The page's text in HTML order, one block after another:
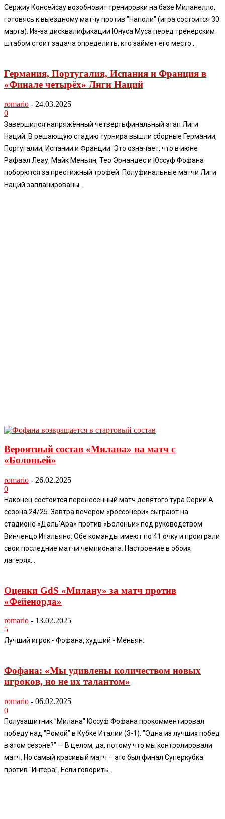
Сержиу Консейсау возобновит тренировки на базе Миланелло,
готовясь к выездному матчу против "Наполи" (игра состоится 30
марта). Из-за дисквалификации Юнуса Муса перед тренерским
штабом стоит задача определить, кто займет его место...
Германия, Португалия, Испания и Франция в
«Финале четырёх» Лиги Наций
romario - 24.03.2025
0
Завершился напряжённый четвертьфинальный этап Лиги
Наций. В решающую стадию турнира вышли сборные Германии,
Португалии, Испании и Франции. Это означает, что в июне
Рафаэл Леау, Майк Меньян, Тео Эрнандес и Юссуф Фофана
поборются за престижный трофей. Полуфинальные матчи Лиги
Наций запланированы...
Вероятный состав «Милана» на матч с
«Болоньей»
romario - 26.02.2025
0
Наконец состоится перенесенный матч девятого тура Серии А
сезона 24/25. Завтра вечером «россонери» сыграют на
стадионе «Даль’Ара» против «Болоньи» под руководством
Винченцо Итальяно. Обе команды имеют по 41 очку и проиграли
свои последние матчи чемпионата. Настроение в обоих
лагерях...
Оценки GdS «Милану» за матч против
«Фейенорда»
romario - 13.02.2025
5
Лучший игрок - Фофана, худший - Меньян.
Фофана: «Мы удивлены количеством новых
игроков, но не их талантом»
romario - 06.02.2025
0
Полузащитник "Милана" Юссуф Фофана прокомментировал
победу над "Ромой" в Кубке Италии (3-1). "Одна из лучших побед
в этом сезоне?" — В целом, да, потому что мы контролировали
матч. Но самый красивый матч – это был финал Суперкубка
против "Интера". Если говорить...